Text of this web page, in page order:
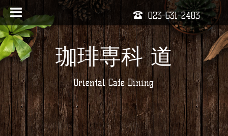
023-631-2483
珈琲専科 道
Oriental Cafe Dining